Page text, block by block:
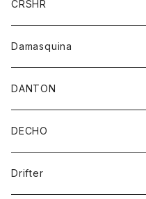
バンダナ
トレーナー
パーカー
Tシャツ
パーカー
ジャケット
ワンピース
ブラウス
CRSHR
キャップ
Damasquina
ウォレット
カードケース
バッグ
DANTON
アウター
コート
アクセサリー
DECHO
帽子
Drifter